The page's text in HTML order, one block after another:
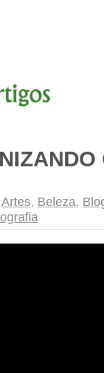
Artes, Beleza,